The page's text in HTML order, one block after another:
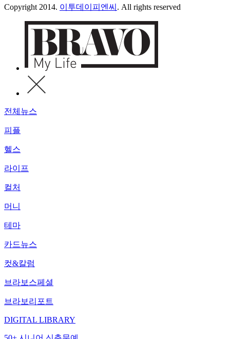
Copyright 2014. 이투데이피엔씨 . All rights reserved
전체뉴스
피플
헬스
라이프
컬처
머니
테마
카드뉴스
컷&칼럼
브라보스페셜
브라보리포트
DIGITAL LIBRARY